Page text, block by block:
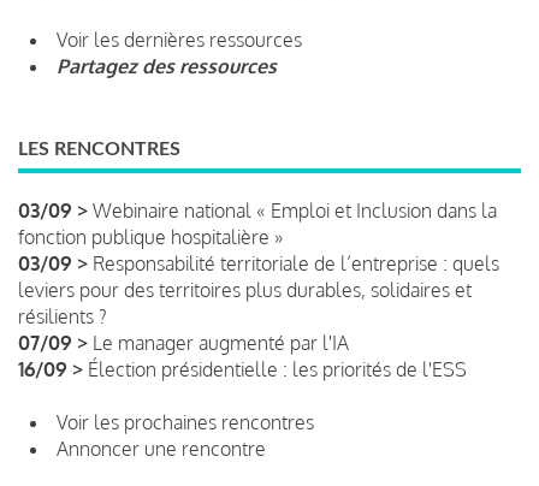
Voir les dernières ressources
Partagez des ressources
LES RENCONTRES
03/09 > Webinaire national « Emploi et Inclusion dans la
fonction publique hospitalière »
03/09 > Responsabilité territoriale de l’entreprise : quels
leviers pour des territoires plus durables, solidaires et
résilients ?
07/09 > Le manager augmenté par l'IA
16/09 > Élection présidentielle : les priorités de l'ESS
Voir les prochaines rencontres
Annoncer une rencontre